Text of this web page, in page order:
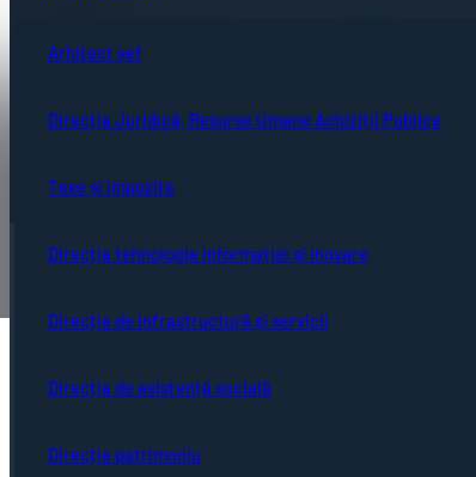
Arhitect șef
Direcția Juridică, Resurse Umane Achiziții Publice
Taxe și impozite
Direcția tehnologia informației și inovare
Direcția de infrastructură și servicii
Direcția de asistență socială
Direcția patrimoniu